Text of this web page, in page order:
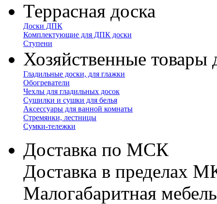
Террасная доска
Доски ДПК
Комплектующие для ДПК доски
Ступени
Хозяйственные товары
Гладильные доски, для глажки
Обогреватели
Чехлы для гладильных досок
Сушилки и сушки для белья
Аксессуары для ванной комнаты
Стремянки, лестницы
Сумки-тележки
Доставка по МСК
Доставка в пределах
Малогабаритная